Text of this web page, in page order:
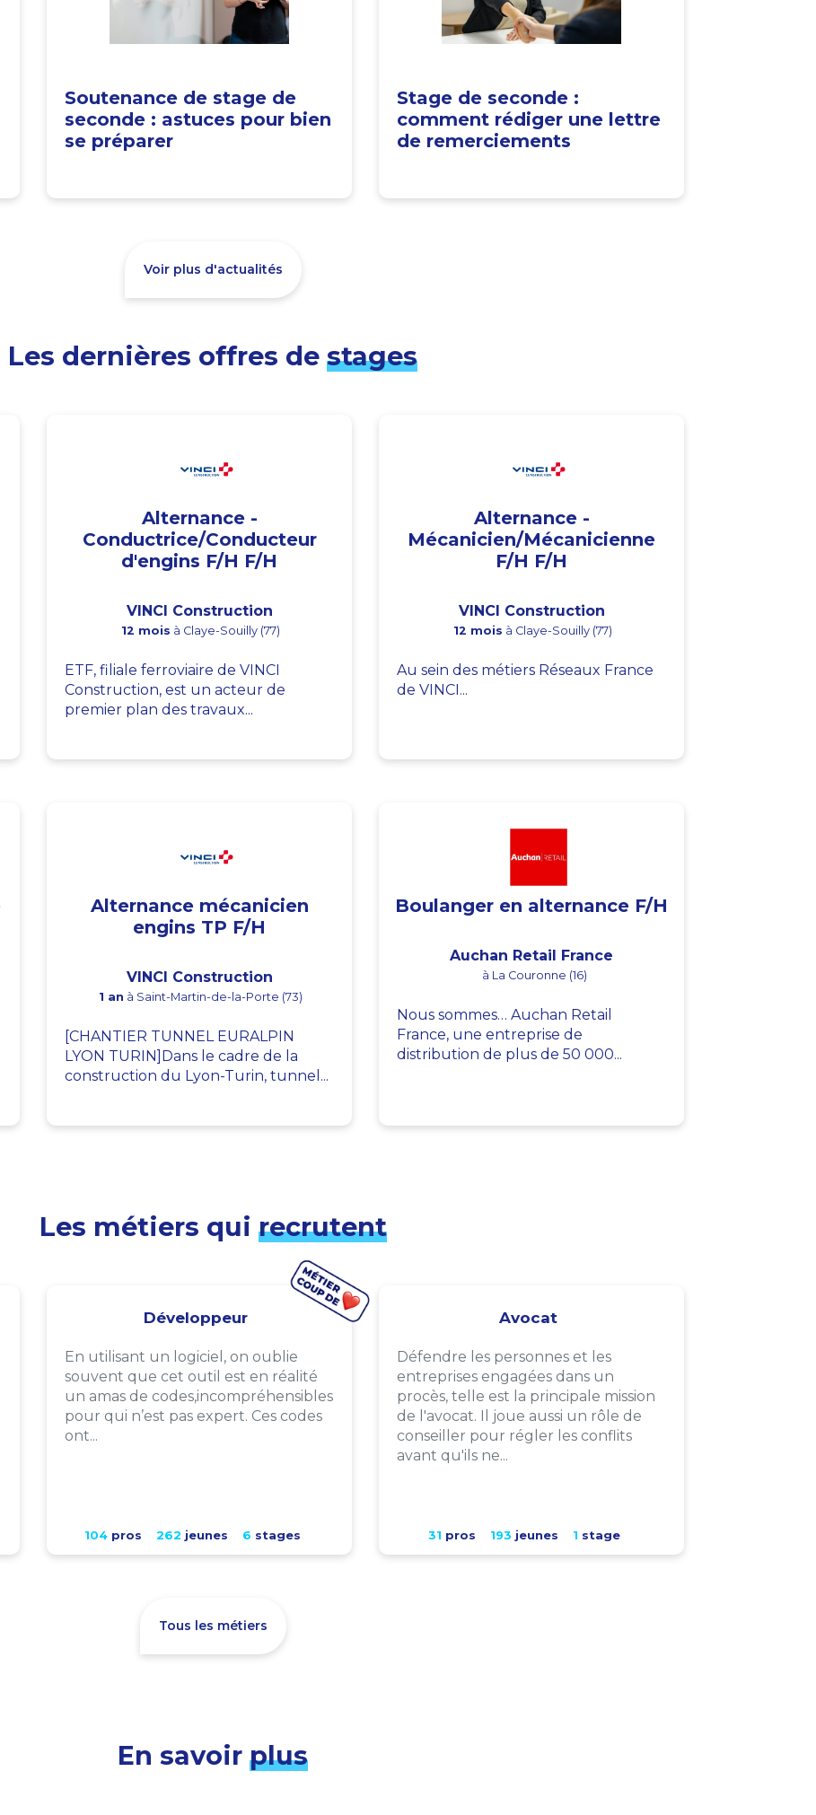
Soutenance de stage de
seconde : astuces pour bien
se préparer
Stage de seconde :
comment rédiger une lettre
de remerciements
Voir plus d'actualités
Les dernières offres de stages
Alternance -
Conductrice/Conducteur
d'engins F/H F/H
VINCI Construction
12 mois à Claye-Souilly (77)
ETF, filiale ferroviaire de VINCI
Construction, est un acteur de
premier plan des travaux...
Alternance -
Mécanicien/Mécanicienne
F/H F/H
VINCI Construction
12 mois à Claye-Souilly (77)
Au sein des métiers Réseaux France
de VINCI...
Alternance mécanicien
engins TP F/H
VINCI Construction
1 an à Saint-Martin-de-la-Porte (73)
[CHANTIER TUNNEL EURALPIN
LYON TURIN]Dans le cadre de la
construction du Lyon-Turin, tunnel...
Boulanger en alternance F/H
Auchan Retail France
à La Couronne (16)
Nous sommes… Auchan Retail
France, une entreprise de
distribution de plus de 50 000...
Les métiers qui recrutent
Développeur
En utilisant un logiciel, on oublie
souvent que cet outil est en réalité
un amas de codes,incompréhensibles
pour qui n’est pas expert. Ces codes
ont...
104pros 262 jeunes 6 stages
Avocat
Défendre les personnes et les
entreprises engagées dans un
procès, telle est la principale mission
de l'avocat. Il joue aussi un rôle de
conseiller pour régler les conflits
avant qu'ils ne...
31 pros 193 jeunes 1 stage
Tous les métiers
En savoir plus